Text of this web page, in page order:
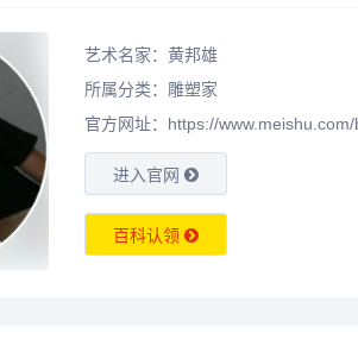
艺术名家：黄邦雄
所属分类：
雕塑家
官方网址：https://
进入官网
百科认领